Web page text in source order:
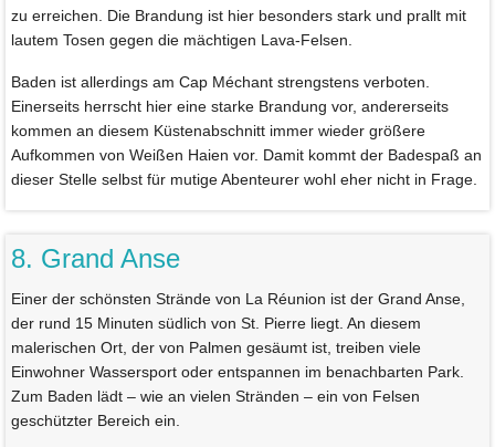
zu erreichen. Die Brandung ist hier besonders stark und prallt mit
lautem Tosen gegen die mächtigen Lava-Felsen.
Baden ist allerdings am Cap Méchant strengstens verboten.
Einerseits herrscht hier eine starke Brandung vor, andererseits
kommen an diesem Küstenabschnitt immer wieder größere
Aufkommen von Weißen Haien vor. Damit kommt der Badespaß an
dieser Stelle selbst für mutige Abenteurer wohl eher nicht in Frage.
8. Grand Anse
Einer der schönsten Strände von La Réunion ist der Grand Anse,
der rund 15 Minuten südlich von St. Pierre liegt. An diesem
malerischen Ort, der von Palmen gesäumt ist, treiben viele
Einwohner Wassersport oder entspannen im benachbarten Park.
Zum Baden lädt – wie an vielen Stränden – ein von Felsen
geschützter Bereich ein.